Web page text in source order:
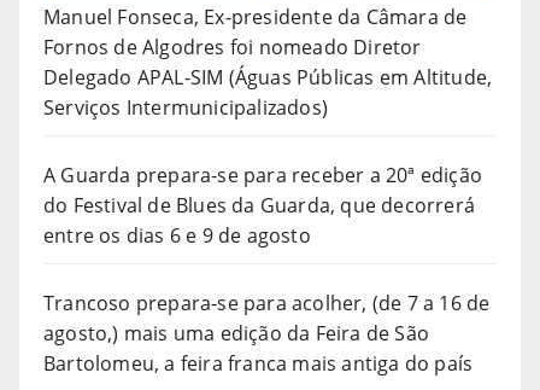
Manuel Fonseca, Ex-presidente da Câmara de
Fornos de Algodres foi nomeado Diretor
Delegado APAL-SIM (Águas Públicas em Altitude,
Serviços Intermunicipalizados)
A Guarda prepara-se para receber a 20ª edição
do Festival de Blues da Guarda, que decorrerá
entre os dias 6 e 9 de agosto
Trancoso prepara-se para acolher, (de 7 a 16 de
agosto,) mais uma edição da Feira de São
Bartolomeu, a feira franca mais antiga do país